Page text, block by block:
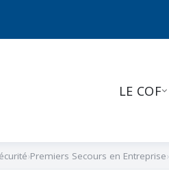
LE COF
Premiers Secours en Entreprise